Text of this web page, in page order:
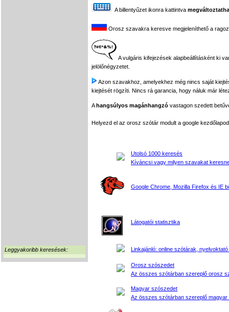
Leggyakoribb keresések:
A billentyűzet ikonra kattintva
Orosz szavakra keresve megjeleníthető a
A vulgáris kifejezések alapbeállításként ki
jelölőnégyzetet.
Azon szavakhoz, amelyekhez még nincs saját
kiejtését rögzíti. Nincs rá garancia, hogy náluk már
Ahangsúlyos magánhangzó vastagon szedett
Helyezd el az orosz szótár modult a google
Utolsó 1000 keresés
Kíváncsi vagy milyen szavakat
Google Chrome, Mozilla Firefox és IE
Látogatói statisztika
Linkajánló: online szótárak, nyelvoktató
Orosz szószedet
Az összes szótárban szereplő orosz
Magyar szószedet
Az összes szótárban szereplő magyar